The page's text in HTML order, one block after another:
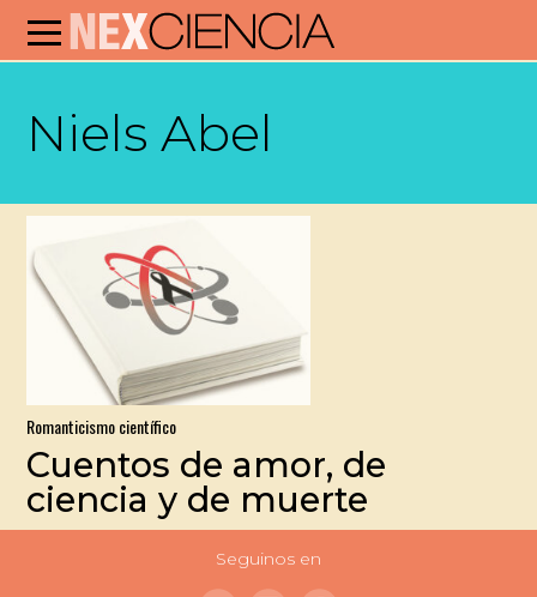
Niels Abel
Romanticismo científico
Cuentos de amor, de
ciencia y de muerte
Seguinos en